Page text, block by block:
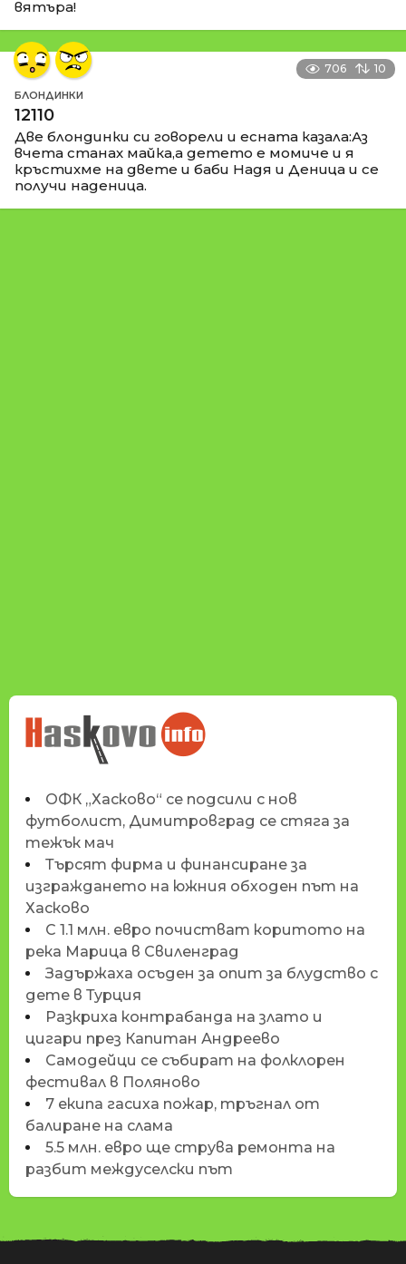
вятъра!
706 10
БЛОНДИНКИ
12110
Две блондинки си говорели и есната казала:Аз
вчета станах майка,а детето е момиче и я
кръстихме на двете и баби Надя и Деница и се
получи наденица.
НОВИНИТЕ НА
HASKOVO.INFO
ОФК „Хасково“ се подсили с нов
футболист, Димитровград се стяга за
тежък мач
Търсят фирма и финансиране за
изграждането на южния обходен път на
Хасково
С 1.1 млн. евро почистват коритото на
река Марица в Свиленград
Задържаха осъден за опит за блудство с
дете в Турция
Разкриха контрабанда на злато и
цигари през Капитан Андреево
Самодейци се събират на фолклорен
фестивал в Поляново
7 екипа гасиха пожар, тръгнал от
балиране на слама
5.5 млн. евро ще струва ремонта на
разбит междуселски път